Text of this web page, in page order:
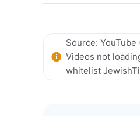
Source: YouTube
Videos not
whitelist